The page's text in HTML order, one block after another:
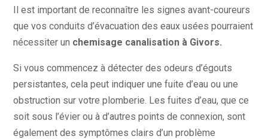
Il est important de reconnaître les signes avant-coureurs
que vos conduits d’évacuation des eaux usées pourraient
nécessiter un chemisage canalisation à Givors.
Si vous commencez à détecter des odeurs d’égouts
persistantes, cela peut indiquer une fuite d’eau ou une
obstruction sur votre plomberie. Les fuites d’eau, que ce
soit sous l’évier ou à d’autres points de connexion, sont
également des symptômes clairs d’un problème